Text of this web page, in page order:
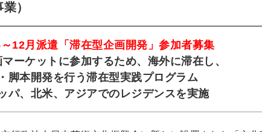
）
12月派遣「滞在型企画開発」参加者募集
ーケットに参加するため、海外に滞在し、
脚本開発を行う滞在型実践プログラム
パ、北米、アジアでのレジデンスを実施